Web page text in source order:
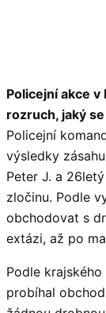
Policejní akce v
rozruch, jaký
Policejní
výsledky
Peter J. a
zločinu. Podle
obchodovat s
extázi, až po
Podle
probíhal